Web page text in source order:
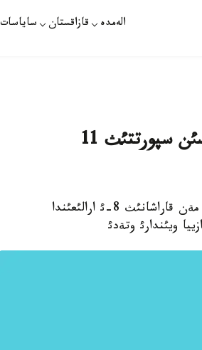
الەمدە قازاقستان ساياسات
أةتنامدا وتةتئن III ازييا ويئندارئندا قازاقستان نامئسئن سپورتتئث 11
استانا. قازاننئث 23-ئ. قازاقپارات /ةرنذر اقانباي / - قازاننئث 30-ئ مةن قاراشانئث 8-ئ ارالئعئندا